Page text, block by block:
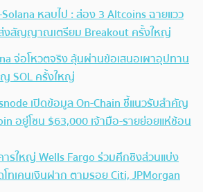
Solana หลบไป : ส่อง 3 Altcoins ฉายแวว
งสัญญาณเตรียม Breakout ครั้งใหญ่
จ่อโหวตจริง ลุ้นผ่านข้อเสนอเผาอุปทาน
SOL ครั้งใหญ่
เปิดข้อมูล On-Chain ชี้แนวรับสำคัญ
อยู่โซน $63,000 เจ้ามือ-รายย่อยแห่ช้อน
รใหญ่ Wells Fargo ร่วมศึกชิงส่วนแบ่ง
ทเคนเงินฝาก ตามรอย Citi, JPMorgan